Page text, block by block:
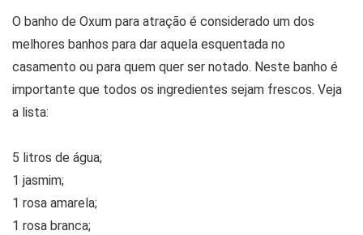
O banho de Oxum para atração é considerado um dos
melhores banhos para dar aquela esquentada no
casamento ou para quem quer ser notado. Neste banho é
importante que todos os ingredientes sejam frescos. Veja
a lista:
5 litros de água;
1 jasmim;
1 rosa amarela;
1 rosa branca;